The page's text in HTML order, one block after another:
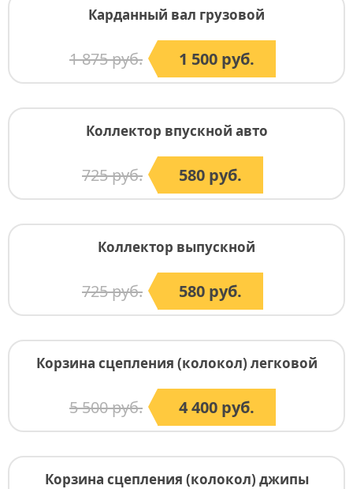
Карданный вал грузовой
1 875 руб. 1 500 руб.
Коллектор впускной авто
725 руб. 580 руб.
Коллектор выпускной
725 руб. 580 руб.
Корзина сцепления (колокол) легковой
5 500 руб. 4 400 руб.
Корзина сцепления (колокол) джипы